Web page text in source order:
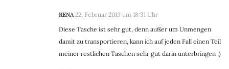
RENA 22. Februar 2013 um 18:31 Uhr
Diese Tasche ist sehr gut, denn außer um Unmengen
damit zu transportieren, kann ich auf jeden Fall einen Teil
meiner restlichen Taschen sehr gut darin unterbringen ;)